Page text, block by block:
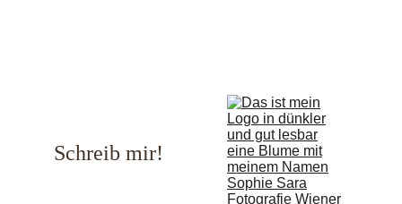
Schreib mir!